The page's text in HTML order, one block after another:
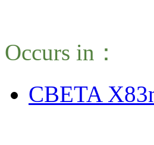
Occurs in：
CBETA